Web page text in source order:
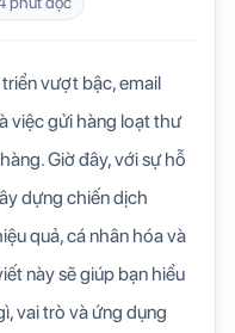
vượt bậc, email
việc gửi hàng loạt thư
Giờ đây, với sự hỗ
dựng chiến dịch
quả, cá nhân hóa và
này sẽ giúp bạn hiểu
vai trò và ứng dụng